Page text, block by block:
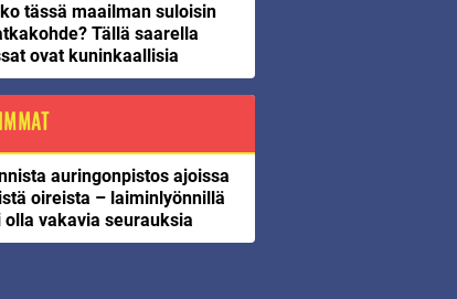
tässä maailman suloisin
Tällä saarella
ovat kuninkaallisia
auringonpistos ajoissa
oireista – laiminlyönnillä
olla vakavia seurauksia